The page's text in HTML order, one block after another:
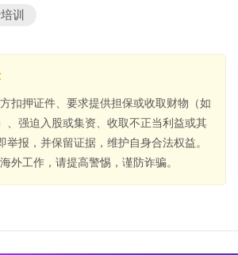
训
扣押证件、要求提供担保或收取财物（如
、强迫入股或集资、收取不正当利益或其
举报，并保留证据，维护自身合法权益。
外工作，请提高警惕，谨防诈骗。